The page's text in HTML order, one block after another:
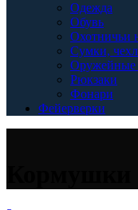
Одежда
Обувь
Охотничьи
Сумки,
Оружейные
Рюкзаки
Фонари
Фейерверки